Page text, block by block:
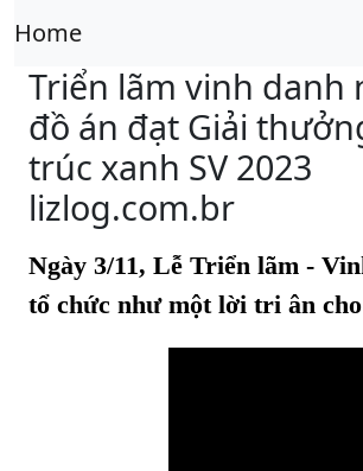
Home
Triển lãm vinh danh
đồ án đạt Giải
trúc xanh SV 2023
lizlog.com.br
Ngày 3/11, Lễ Triển lãm -
tổ chức như một lời tri ân